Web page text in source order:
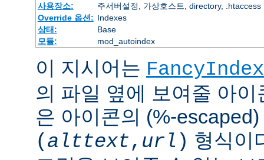
사용장소:
주서버설정, 가상호스트, directory, .htaccess
Override 옵션: Indexes
상태:
Base
모듈:
mod_autoindex
이 지시어는
의 파일 옆에 보여줄 아
은 아이콘의 (%-
( alttext, url ) 형식이